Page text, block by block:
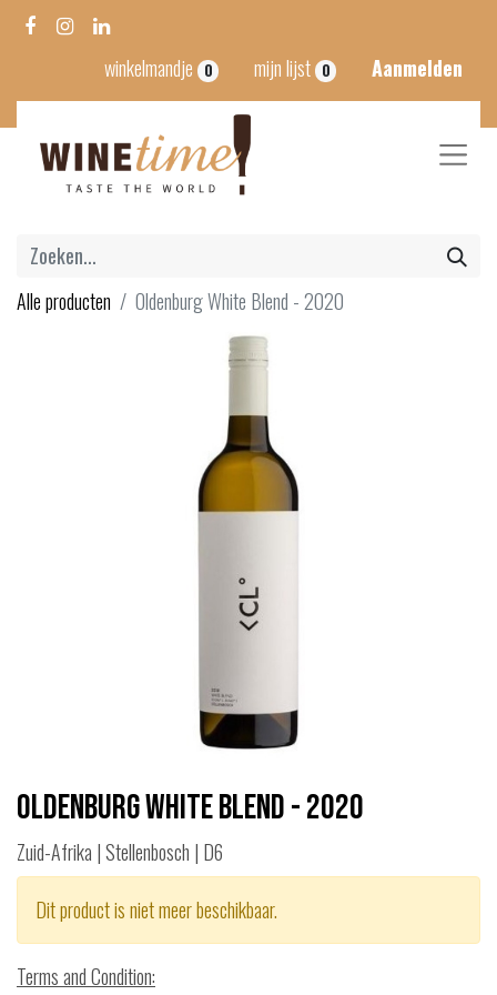
winkelmandje 0 mijn lijst 0 Aanmelden
Alle producten Oldenburg White Blend - 2020
Oldenburg White Blend - 2020
Zuid-Afrika | Stellenbosch | D6
Dit product is niet meer beschikbaar.
Terms and Condition: